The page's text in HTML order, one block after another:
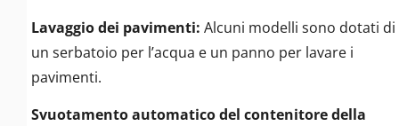
Lavaggio dei pavimenti: Alcuni modelli sono dotati di
un serbatoio per l’acqua e un panno per lavare i
pavimenti.
Svuotamento automatico del contenitore della